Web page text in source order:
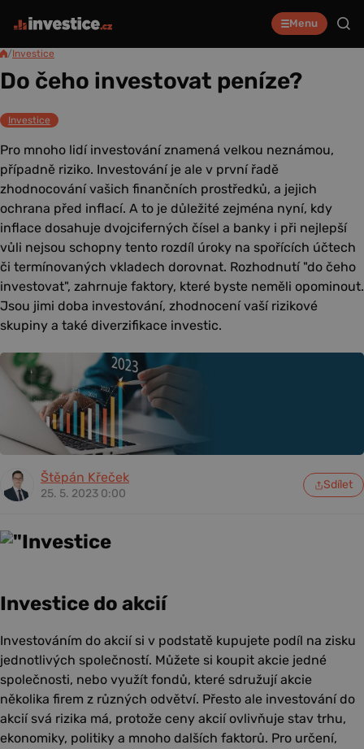
Menu
/Investice
Do čeho investovat peníze?
Investice
Pro mnoho lidí investování znamená velkou neznámou,
případně riziko. Investování je ale v první řadě
zhodnocování vašich finančních prostředků, a jejich
ochrana před inflací. A to je důležité zejména nyní, kdy
inflace dosahuje dvojciferných čísel a banky i při nejlepší
vůli nejsou schopny tento rozdíl úroky na spořících účtech
či termínovaných vkladech dorovnat. Rozhodnutí "do čeho
investovat", zahrnuje faktory, které byste neměli opominout.
Jsou jimi doba investování, zhodnocení vaší rizikové
skupiny a také diverzifikace investic.
Štěpán Křeček
25. 5. 2023 0:00
Sdílet
Investice do akcií
Investováním do akcií si v podstatě kupujete podíl na zisku
jednotlivých společností. Můžete si koupit akcie jedné
společnosti, nebo využít fondů, které sdružují akcie
několika firem z různých odvětví. Přesto ale investování do
akcií svá rizika má, protože ceny akcií ovlivňuje stav trhu,
ekonomiky, politiky a mnoho dalších faktorů. Pro určení,